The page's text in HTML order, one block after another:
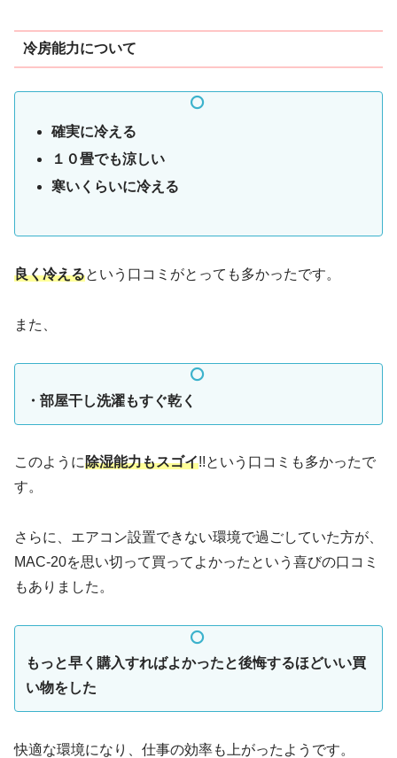
冷房能力について
確実に冷える
１０畳でも涼しい
寒いくらいに冷える
良く冷えるという口コミがとっても多かったです。
また、
・部屋干し洗濯もすぐ乾く
このように除湿能力もスゴイ!!という口コミも多かったで
す。
さらに、エアコン設置できない環境で過ごしていた方が、
MAC-20を思い切って買ってよかったという喜びの口コミ
もありました。
もっと早く購入すればよかったと後悔するほどいい買
い物をした
快適な環境になり、仕事の効率も上がったようです。